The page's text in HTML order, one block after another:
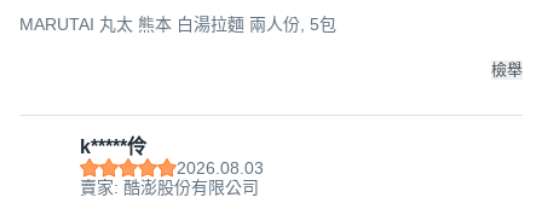
MARUTAI 丸太 熊本 白湯拉麵 兩人份, 5包
檢舉
k*****伶
2026.08.03
賣家: 酷澎股份有限公司